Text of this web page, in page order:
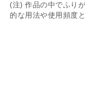
(注) 作品の中でふり
的な用法や使用頻度